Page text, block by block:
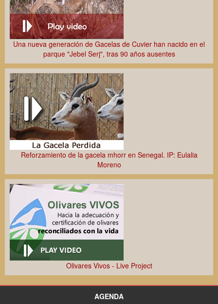
Una nueva generación de Gacelas de Cuvier han nacido en el
parque "Jebel Serj", tras 90 años ausentes
Reforzamiento de la gacela mhorr en Senegal. IP: Eulalia
Moreno
Olivares Vivos - Live Project
AGENDA